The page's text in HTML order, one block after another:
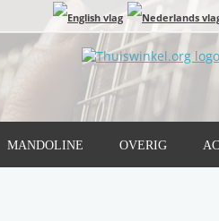
MANDOLINE OVERIG